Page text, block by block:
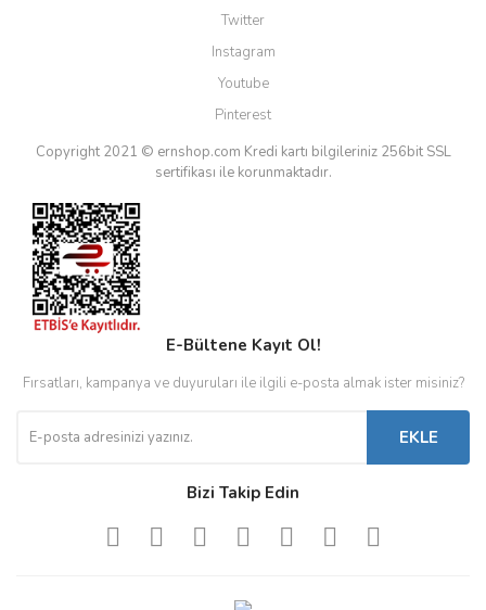
Twitter
Instagram
Youtube
Pinterest
Copyright 2021 © ernshop.com Kredi kartı bilgileriniz 256bit SSL
sertifikası ile korunmaktadır.
E-Bültene Kayıt Ol!
Fırsatları, kampanya ve duyuruları ile ilgili e-posta almak ister misiniz?
EKLE
Bizi Takip Edin